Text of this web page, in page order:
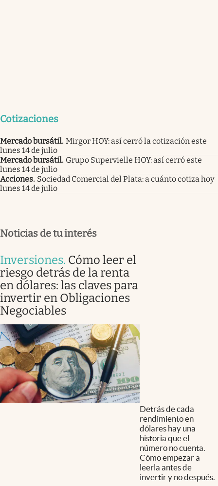
Cotizaciones
Mercado bursátil. Mirgor HOY: así cerró la cotización este
lunes 14 de julio
Mercado bursátil. Grupo Supervielle HOY: así cerró este
lunes 14 de julio
Acciones. Sociedad Comercial del Plata: a cuánto cotiza hoy
lunes 14 de julio
Noticias de tu interés
Inversiones. Cómo leer el
riesgo detrás de la renta
en dólares: las claves para
invertir en Obligaciones
Negociables
Detrás de cada
rendimiento en
dólares hay una
historia que el
número no cuenta.
Cómo empezar a
leerla antes de
invertir y no después.